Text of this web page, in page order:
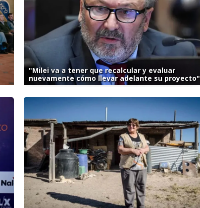
"Milei va a tener que recalcular y evaluar
nuevamente cómo llevar adelante su proyecto"